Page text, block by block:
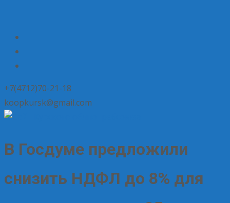
+7(4712)70-21-18
koopkursk@gmail.com
В Госдуме предложили
снизить НДФЛ до 8% для